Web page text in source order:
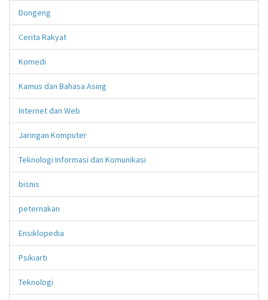
Dongeng
Cerita Rakyat
Komedi
Kamus dan Bahasa Asing
Internet dan Web
Jaringan Komputer
Teknologi Informasi dan Komunikasi
bisnis
peternakan
Ensiklopedia
Psikiarti
Teknologi